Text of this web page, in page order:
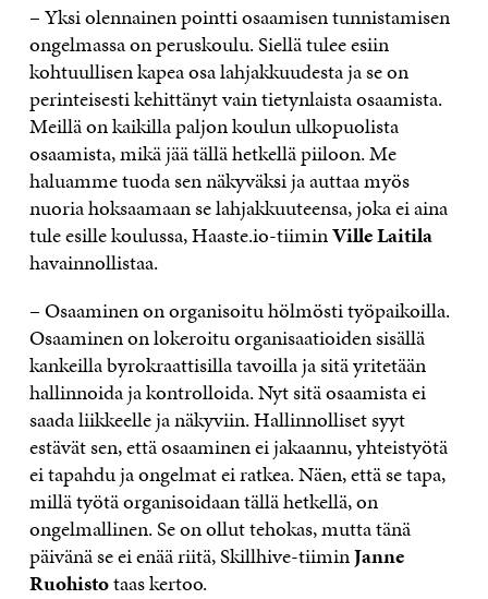
– Yksi olennainen pointti osaamisen tunnistamisen
ongelmassa on peruskoulu. Siellä tulee esiin
kohtuullisen kapea osa lahjakkuudesta ja se on
perinteisesti kehittänyt vain tietynlaista osaamista.
Meillä on kaikilla paljon koulun ulkopuolista
osaamista, mikä jää tällä hetkellä piiloon. Me
haluamme tuoda sen näkyväksi ja auttaa myös
nuoria hoksaamaan se lahjakkuuteensa, joka ei aina
tule esille koulussa, Haaste.io-tiiminVille Laitila
havainnollistaa.
– Osaaminen on organisoitu hölmösti työpaikoilla.
Osaaminen on lokeroitu organisaatioiden sisällä
kankeilla byrokraattisilla tavoilla ja sitä yritetään
hallinnoida ja kontrolloida. Nyt sitä osaamista ei
saada liikkeelle ja näkyviin. Hallinnolliset syyt
estävät sen, että osaaminen ei jakaannu, yhteistyötä
ei tapahdu ja ongelmat ei ratkea. Näen, että se tapa,
millä työtä organisoidaan tällä hetkellä, on
ongelmallinen. Se on ollut tehokas, mutta tänä
päivänä se ei enää riitä, Skillhive-tiiminJanne
Ruohistotaas kertoo.